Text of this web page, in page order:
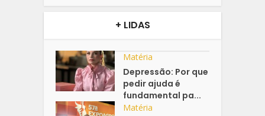
+ LIDAS
Matéria
Depressão: Por que
pedir ajuda é
fundamental pa...
Matéria